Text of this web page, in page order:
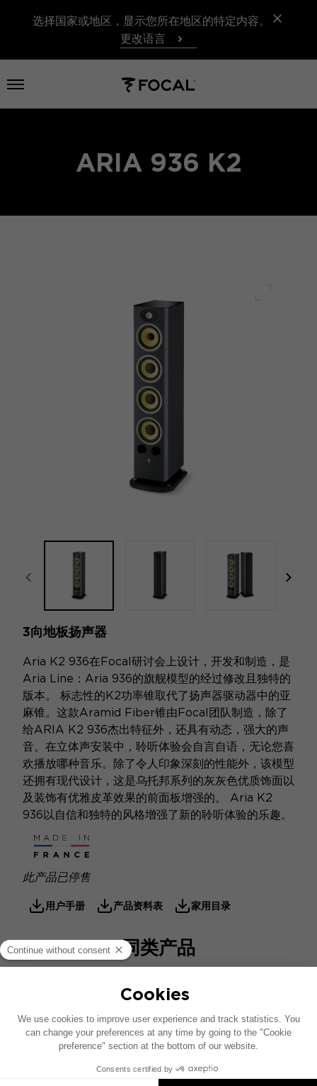
选择国家或地区，显示您所在地区的特定内容。
更改语言
打开菜单
ARIA 936 K2
focal-naim-frontent::misc.prev_label
3向地板扬声器
Aria K2 936在Focal研讨会上设计，开发和制造，是
Aria Line：Aria 936的旗舰模型的经过修改且独特的
版本。 标志性的K2功率锥取代了扬声器驱动器中的亚
麻锥。这款Aramid Fiber锥由Focal团队制造，除了
给ARIA K2 936杰出特征外，还具有动态，强大的声
音。在立体声安装中，聆听体验会自言自语，无论您喜
欢播放哪种音乐。除了令人印象深刻的性能外，该模型
还拥有现代设计，这是乌托邦系列的灰灰色优质饰面以
及装饰有优雅皮革效果的前面板增强的。 Aria K2
936以自信和独特的风格增强了新的聆听体验的乐趣。
此产品已停售
用户手册 产品资料表 家用目录
同类产品
ARIA EVO X CENTER